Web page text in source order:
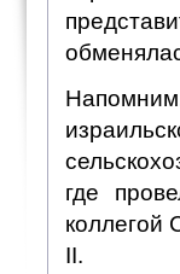
где
коллегой
II.